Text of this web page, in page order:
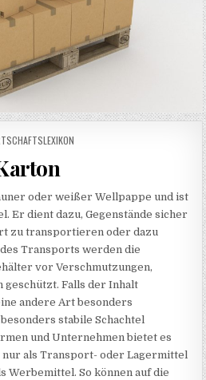
IN
oder weißer Wellpappe und ist
Er dient dazu, Gegenstände sicher
zu transportieren oder dazu
Transports werden die
vor Verschmutzungen,
geschützt. Falls der Inhalt
andere Art besonders
stabile Schachtel
und Unternehmen bietet es
nur als Transport- oder Lagermittel
Werbemittel. So können auf die